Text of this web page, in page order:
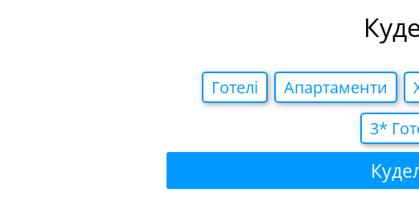
Готелi Апартаменти
3*